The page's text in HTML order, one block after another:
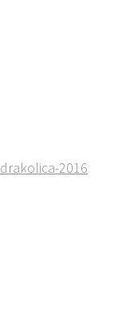
drakolica-2016